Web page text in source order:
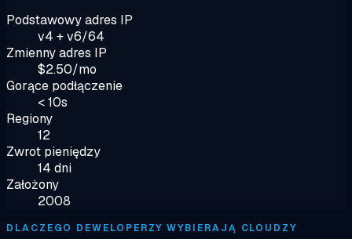
Podstawowy adres IP
v4 + v6/64
Zmienny adres IP
$2.50/mo
Gorące podłączenie
< 10s
Regiony
12
Zwrot pieniędzy
14 dni
Założony
2008
DLACZEGO DEWELOPERZY WYBIERAJĄ CLOUDZY